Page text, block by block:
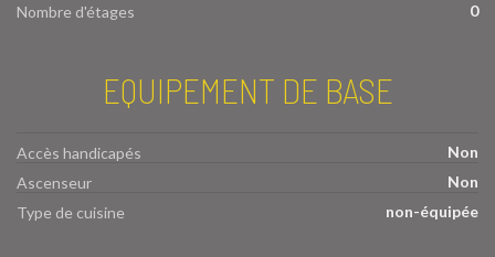
Nombre d'étages
0
EQUIPEMENT DE BASE
Accès handicapés
Non
Ascenseur
Non
Type de cuisine
non-équipée